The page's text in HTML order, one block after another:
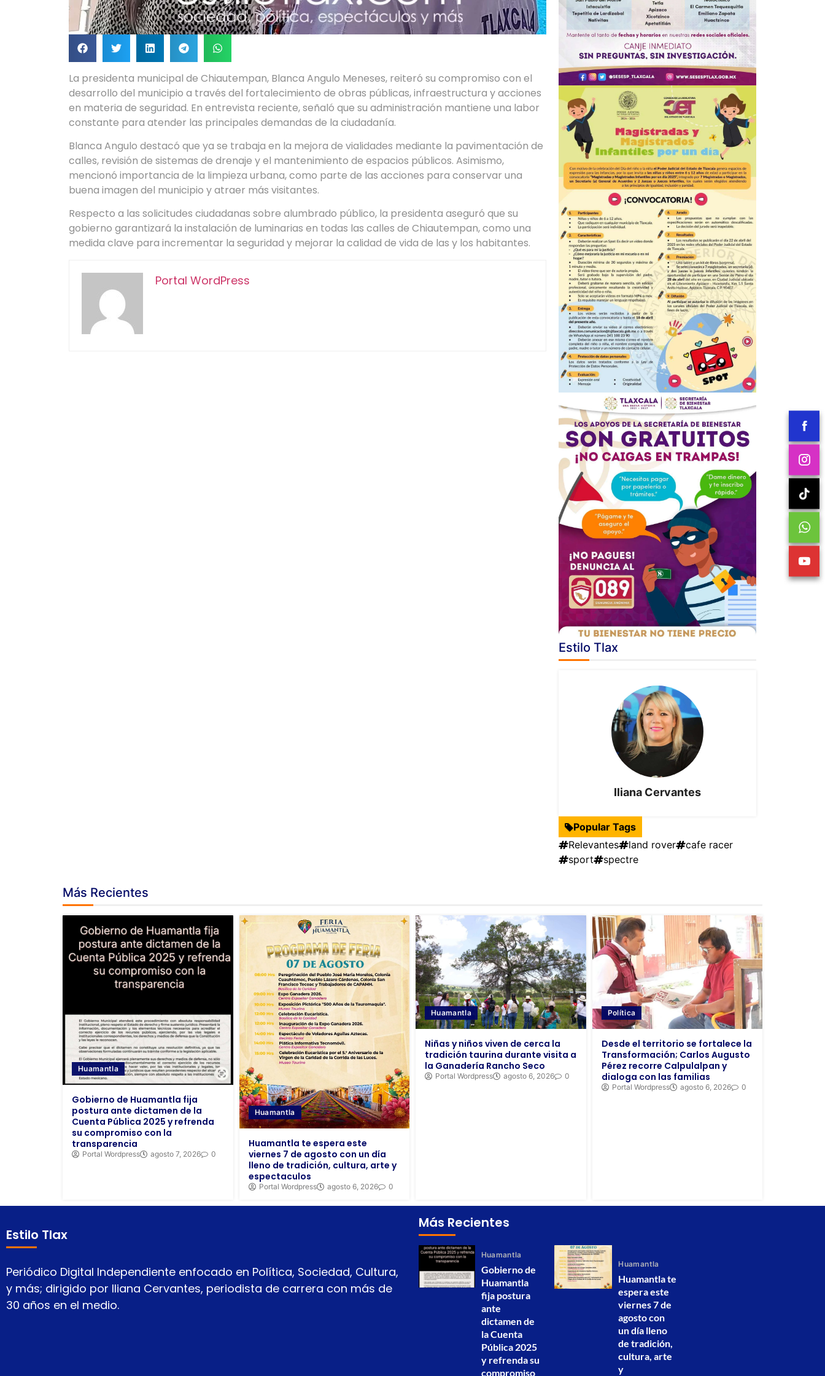
La presidenta municipal de Chiautempan, Blanca Angulo Meneses, reiteró su compromiso con el
desarrollo del municipio a través del fortalecimiento de obras públicas, infraestructura y acciones
en materia de seguridad. En entrevista reciente, señaló que su administración mantiene una labor
constante para atender las principales demandas de la ciudadanía.
Blanca Angulo destacó que ya se trabaja en la mejora de vialidades mediante la pavimentación de
calles, revisión de sistemas de drenaje y el mantenimiento de espacios públicos. Asimismo,
mencionó importancia de la limpieza urbana, como parte de las acciones para conservar una
buena imagen del municipio y atraer más visitantes.
Respecto a las solicitudes ciudadanas sobre alumbrado público, la presidenta aseguró que su
gobierno garantizará la instalación de luminarias en todas las calles de Chiautempan, como una
medida clave para incrementar la seguridad y mejorar la calidad de vida de las y los habitantes.
Portal WordPress
Estilo Tlax
Iliana Cervantes
Popular Tags
Relevantes
land rover
cafe racer
sport
spectre
Más Recientes
Huamantla
Gobierno de Huamantla fija
postura ante dictamen de la
Cuenta Pública 2025 y refrenda
su compromiso con la
transparencia
Portal Wordpress agosto 7, 2026 0
Huamantla
Huamantla te espera este
viernes 7 de agosto con un día
lleno de tradición, cultura, arte y
espectaculos
Portal Wordpress agosto 6, 2026 0
Huamantla
Niñas y niños viven de cerca la
tradición taurina durante visita a
la Ganadería Rancho Seco
Portal Wordpress agosto 6, 2026 0
Política
Desde el territorio se fortalece la
Transformación; Carlos Augusto
Pérez recorre Calpulalpan y
dialoga con las familias
Portal Wordpress agosto 6, 2026 0
Estilo Tlax
Periódico Digital Independiente enfocado en Política, Sociedad, Cultura,
y más; dirigido por Iliana Cervantes, periodista de carrera con más de
30 años en el medio.
Más Recientes
Huamantla
Gobierno de
Huamantla
fija postura
ante
dictamen de
la Cuenta
Pública 2025
y refrenda su
compromiso
Huamantla
Huamantla te
espera este
viernes 7 de
agosto con
un día lleno
de tradición,
cultura, arte
y